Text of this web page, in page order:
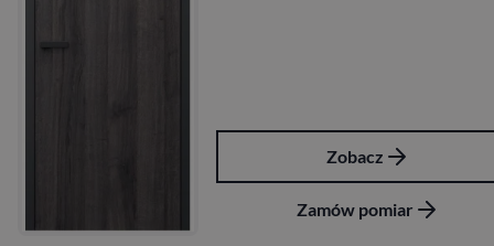
Zobacz
Zamów pomiar